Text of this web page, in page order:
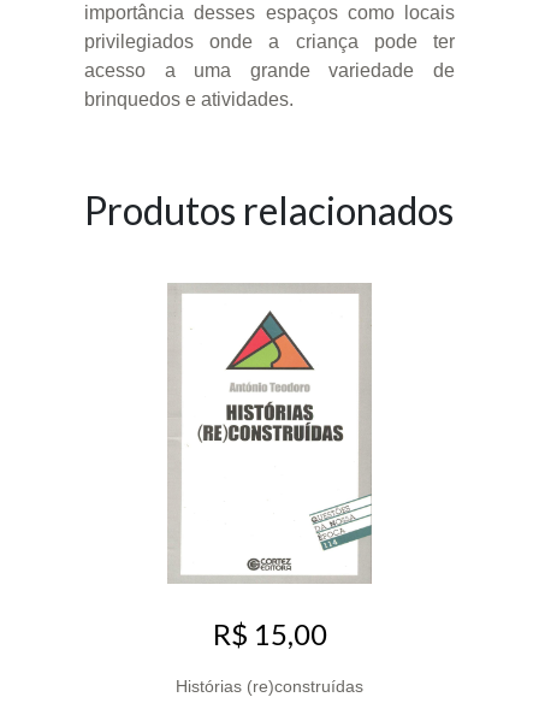
importância desses espaços como locais
privilegiados onde a criança pode ter
acesso a uma grande variedade de
brinquedos e atividades.
Produtos relacionados
R$ 15,00
Histórias (re)construídas